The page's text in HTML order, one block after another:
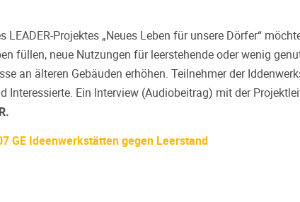
LEADER-Projektes „Neues Leben für unsere Dörfer“
füllen, neue Nutzungen für leerstehende oder wenig
an älteren Gebäuden erhöhen. Teilnehmer der
Interessierte. Ein Interview (Audiobeitrag) mit der
GE Ideenwerkstätten gegen Leerstand